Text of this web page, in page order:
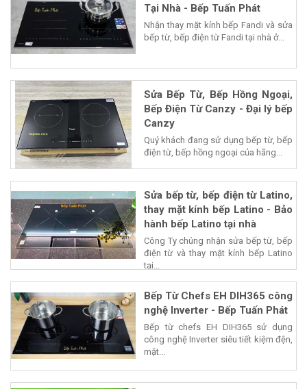
Tại Nhà - Bếp Tuấn Phát
Nhận thay mặt kính bếp Fandi và sửa
bếp từ, bếp điện từ Fandi tại nhà ở...
Sửa Bếp Từ, Bếp Hồng Ngoại,
Bếp Điện Từ Canzy - Đại lý bếp
Canzy
Quý khách đang sử dụng bếp từ, bếp
điện từ, bếp hồng ngoại của hãng...
Sửa bếp từ, bếp điện từ Latino,
thay mặt kính bếp Latino - Bảo
hành bếp Latino tại nhà
Công Ty chúng nhận sửa bếp từ, bếp
điện từ và thay mặt kính bếp Latino
tại...
Bếp Từ Chefs EH DIH365 công
nghệ Inverter - Bếp Tuấn Phát
Bếp từ chefs EH DIH365 sử dụng
công nghệ Inverter siêu tiết kiệm đện,
mặt...